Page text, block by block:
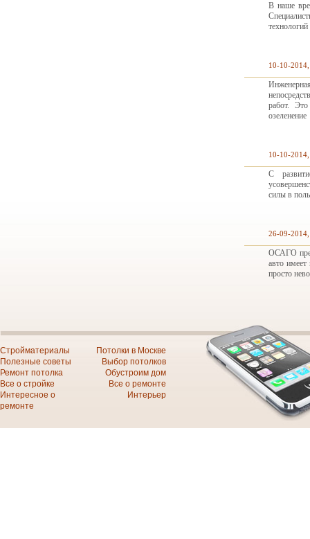
В наше
технологий
10-10-
работ.
озеленение
10-10-
С
силы в
26-09-
ОСАГО
авто
просто
Стройматериалы
Полезные советы
Ремонт потолка
Все о стройке
Интересное о
ремонте
Потолки в Москве
Выбор потолков
Обустроим дом
Все о ремонте
Интерьер